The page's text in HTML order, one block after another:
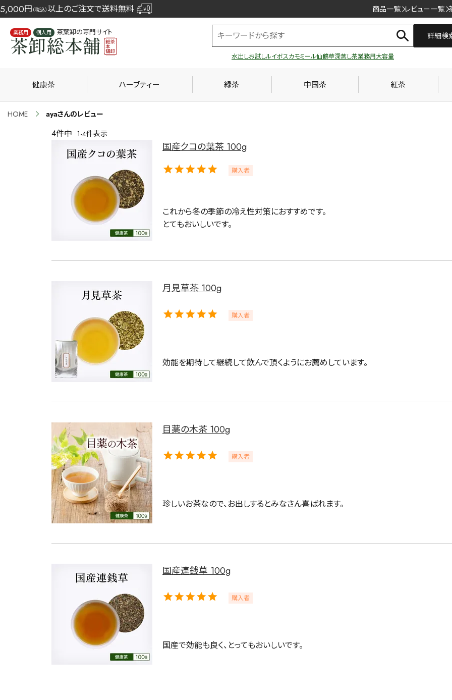
5,000円 （税込） 以上のご注文で送料無料 商品一覧 レビュー一覧
業務用 個人用 茶葉卸の専門サイト
水出しお試しルイボスカモミール仙鶴草深蒸し茶業務用大容量
詳細検
詳細検索
キーワードで探す
水出しお試し
予算・価格で探す
健康茶 ハーブティー 緑茶 中国茶 紅茶
HOME ayaさんのレビュー
4件中 1-4件表示
国産クコの葉茶 100g
購入者
これから冬の季節の冷え性対策におすすめです。
とてもおいしいです。
月見草茶 100g
購入者
効能を期待して継続して飲んで頂くようにお薦めしています。
目薬の木茶 100g
購入者
珍しいお茶なので、お出しするとみなさん喜ばれます。
国産連銭草 100g
購入者
国産で効能も良く、とってもおいしいです。